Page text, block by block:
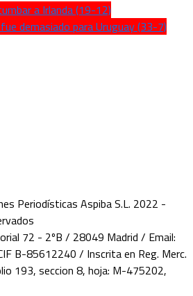
a Irlanda (19-12)
demasiado para Uruguay (33-7)
Periodísticas Aspiba S.L. 2022 -
72 - 2ºB / 28049 Madrid / Email:
B-85612240 / Inscrita en Reg. Merc.
193, seccion 8, hoja: M-475202,